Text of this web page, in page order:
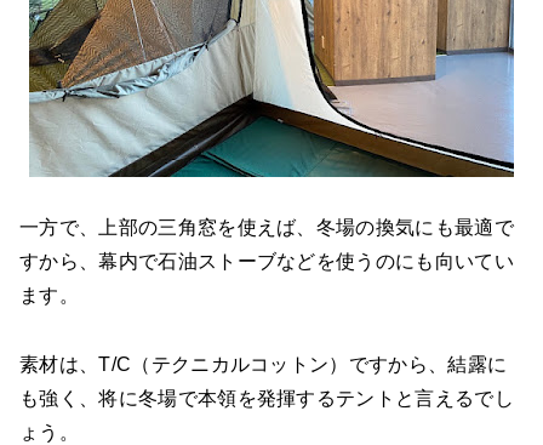
一方で、上部の三角窓を使えば、冬場の換気にも最適で
すから、幕内で石油ストーブなどを使うのにも向いてい
ます。
素材は、T/C（テクニカルコットン）ですから、結露に
も強く、将に冬場で本領を発揮するテントと言えるでし
ょう。